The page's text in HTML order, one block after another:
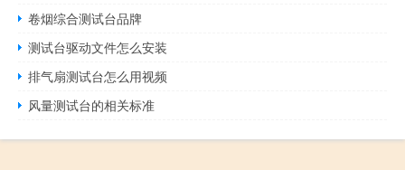
卷烟综合测试台品牌
测试台驱动文件怎么安装
排气扇测试台怎么用视频
风量测试台的相关标准